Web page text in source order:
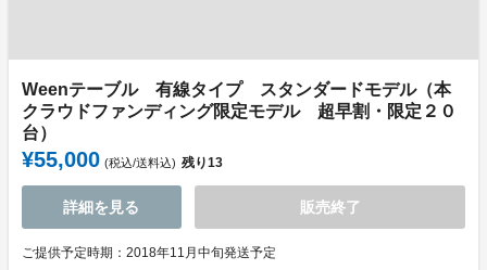
Weenテーブル 有線タイプ スタンダードモデル（本
クラウドファンディング限定モデル 超早割・限定２０
台）
¥55,000 (税込/送料込) 残り13
詳細を見る 販売終了
ご提供予定時期：2018年11月中旬発送予定